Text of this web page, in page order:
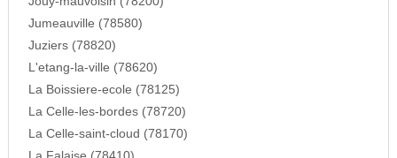
Jumeauville (78580)
Juziers (78820)
L'etang-la-ville (78620)
La Boissiere-ecole (78125)
La Celle-les-bordes (78720)
La Celle-saint-cloud (78170)